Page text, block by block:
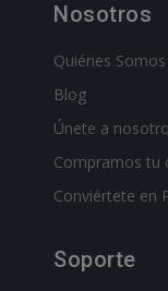
Nosotros
Quiénes Somos
Blog
Únete a
Compramos tu
Conviértete en
Soporte